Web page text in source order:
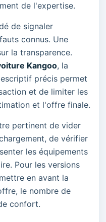
de l'expertise.
de signaler
connus. Une
la transparence.
Kangoo, la
précis permet
et de limiter les
et l'offre finale.
pertinent de vider
de vérifier
les équipements
Pour les versions
en avant la
le nombre de
confort.